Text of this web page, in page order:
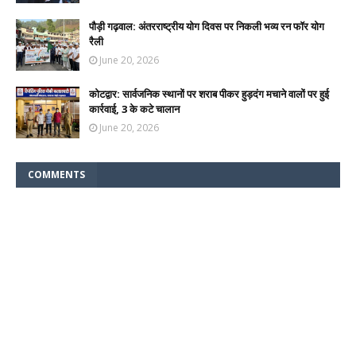
पौड़ी गढ़वाल: अंतरराष्ट्रीय योग दिवस पर निकली भव्य रन फॉर योग
रैली
June 20, 2026
कोटद्वार: सार्वजनिक स्थानों पर शराब पीकर हुड़दंग मचाने वालों पर हुई
कार्रवाई, 3 के कटे चालान
June 20, 2026
COMMENTS